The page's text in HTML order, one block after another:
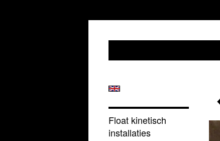
Float kinetisch
installaties